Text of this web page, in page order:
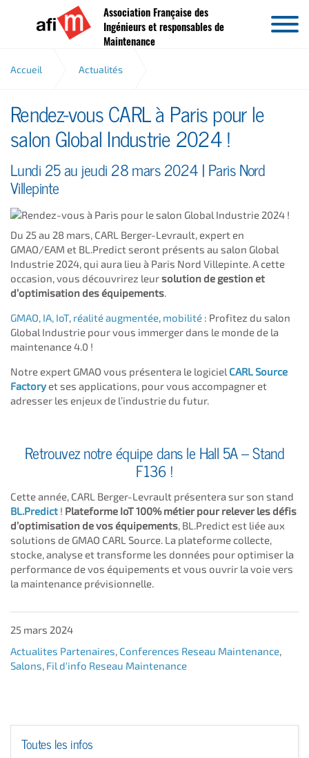
Aller au contenu
Association Française des
Ingénieurs et responsables de
Maintenance
Accueil Actualités
Carl au salon Global Industrie
Rendez-vous CARL à Paris pour le
salon Global Industrie 2024 !
Lundi 25 au jeudi 28 mars 2024 | Paris Nord
Villepinte
Du 25 au 28 mars, CARL Berger-Levrault, expert en
GMAO/EAM et BL.Predict seront présents au salon Global
Industrie 2024, qui aura lieu à Paris Nord Villepinte. A cette
occasion, vous découvrirez leursolution de gestion et
d’optimisation des équipements.
GMAO, IA, IoT, réalité augmentée, mobilité : Profitez du salon
Global Industrie pour vous immerger dans le monde de la
maintenance 4.0 !
Notre expert GMAO vous présentera le logiciel CARL Source
Factoryet ses applications, pour vous accompagner et
adresser les enjeux de l’industrie du futur.
Retrouvez notre équipe dans le Hall 5A – Stand
F136 !
Cette année, CARL Berger-Levrault présentera sur son stand
BL.Predict ! Plateforme IoT 100% métier pour relever les défis
d’optimisation de vos équipements, BL.Predict est liée aux
solutions de GMAO CARL Source. La plateforme collecte,
stocke, analyse et transforme les données pour optimiser la
performance de vos équipements et vous ouvrir la voie vers
la maintenance prévisionnelle.
25 mars 2024
Actualites Partenaires, Conferences Reseau Maintenance,
Salons, Fil d'info Reseau Maintenance
Toutes les infos